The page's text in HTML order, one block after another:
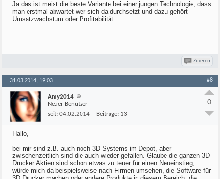
Ja das ist meist die beste Variante bei einer jungen Technologie, dass
man erstmal abwartet wer sich da durchsetzt und dazu gehört
Umsatzwachstum oder Profitabilität
Zitieren
31.03.2014, 19:03 #8
Amy2014
Neuer Benutzer
seit: 04.02.2014 Beiträge: 13
0
Hallo,
bei mir sind z.B. auch noch 3D Systems im Depot, aber
zwischenzeitlich sind die auch wieder gefallen. Glaube die ganzen 3D
Drucker Aktien sind schon etwas zu teuer für einen Neueinstieg,
würde mich da beispielsweise nach Firmen umsehen, die Software für